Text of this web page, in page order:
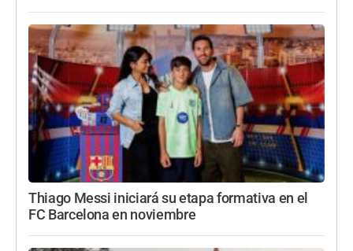
Thiago Messi iniciará su etapa formativa en el
FC Barcelona en noviembre